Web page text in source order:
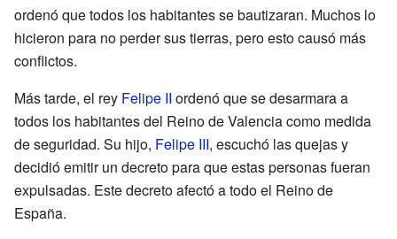
ordenó que todos los habitantes se bautizaran. Muchos lo
hicieron para no perder sus tierras, pero esto causó más
conflictos.
Más tarde, el rey Felipe II ordenó que se desarmara a
todos los habitantes del Reino de Valencia como medida
de seguridad. Su hijo, Felipe III, escuchó las quejas y
decidió emitir un decreto para que estas personas fueran
expulsadas. Este decreto afectó a todo el Reino de
España.